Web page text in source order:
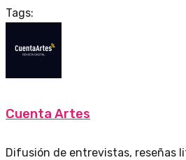
Tags:
Cuenta Artes
Difusión de entrevistas, reseñas